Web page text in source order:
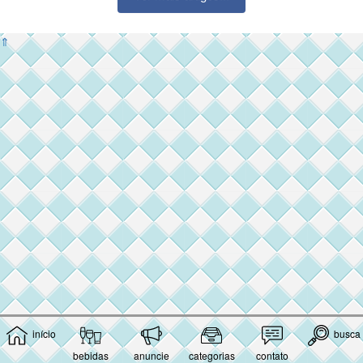
início
bebidas
anuncie categorias contato
busca
⇑